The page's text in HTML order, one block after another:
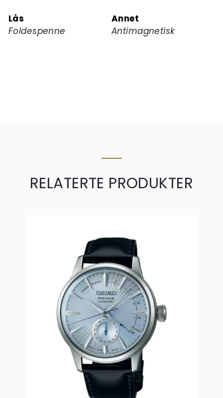
Lås
Foldespenne
Annet
Antimagnetisk
RELATERTE PRODUKTER